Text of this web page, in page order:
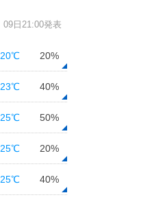
09日21:00発表
20℃ 20%
23℃ 40%
25℃ 50%
25℃ 20%
25℃ 40%